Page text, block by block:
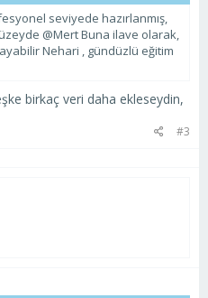
seviyede hazırlanmış,
@Mert Buna ilave olarak,
Nehari , gündüzlü eğitim
birkaç veri daha ekleseydin,
#3